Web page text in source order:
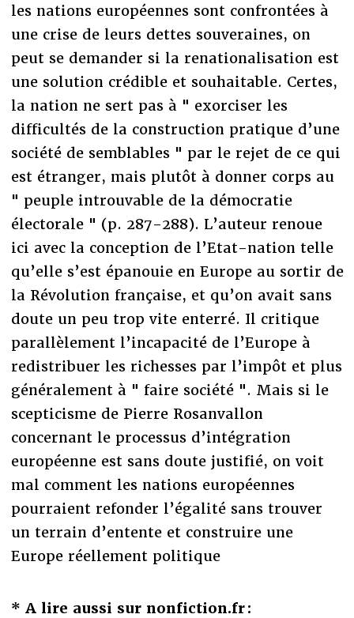
les nations européennes sont confrontées à
une crise de leurs dettes souveraines, on
peut se demander si la renationalisation est
une solution crédible et souhaitable. Certes,
la nation ne sert pas à " exorciser les
difficultés de la construction pratique d’une
société de semblables " par le rejet de ce qui
est étranger, mais plutôt à donner corps au
" peuple introuvable de la démocratie
électorale " (p. 287-288). L’auteur renoue
ici avec la conception de l’Etat-nation telle
qu’elle s’est épanouie en Europe au sortir de
la Révolution française, et qu’on avait sans
doute un peu trop vite enterré. Il critique
parallèlement l’incapacité de l’Europe à
redistribuer les richesses par l’impôt et plus
généralement à " faire société ". Mais si le
scepticisme de Pierre Rosanvallon
concernant le processus d’intégration
européenne est sans doute justifié, on voit
mal comment les nations européennes
pourraient refonder l’égalité sans trouver
un terrain d’entente et construire une
Europe réellement politique
* A lire aussi sur nonfiction.fr :